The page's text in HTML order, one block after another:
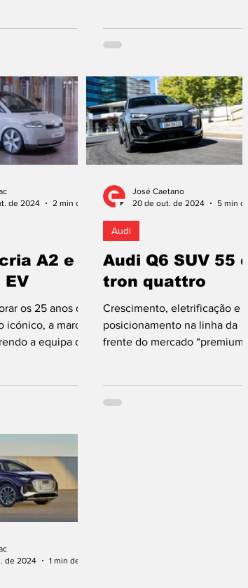
eletrificação da
gama foi a
do
respeita a
apenas com
no “design”,
tecnologia e na
igualmente,
A2 e
EV
os 25 anos de
icónico, a marca
a equipa de
de 2024
Audi Q6 SUV 55 e-
tron quattro
Crescimento, eletrificação e
posicionamento na linha da
frente do mercado “premium”
Audi
José Caetano
20 de out. de 2024
de 2024